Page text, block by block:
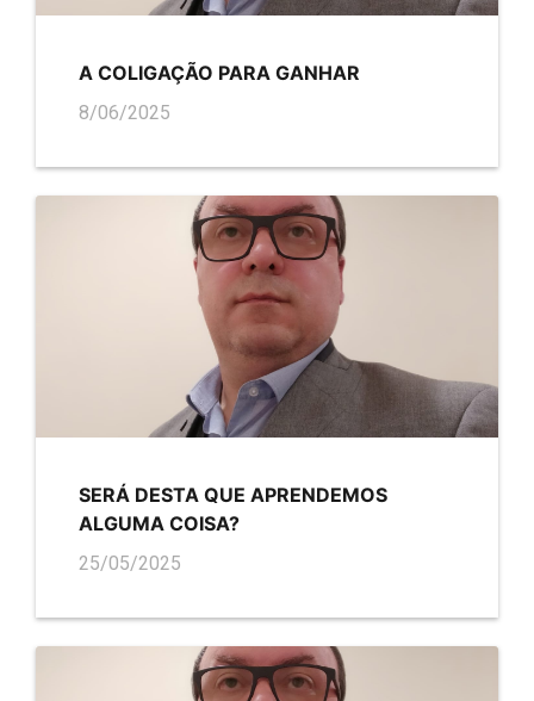
A COLIGAÇÃO PARA GANHAR
8/06/2025
SERÁ DESTA QUE APRENDEMOS
ALGUMA COISA?
25/05/2025